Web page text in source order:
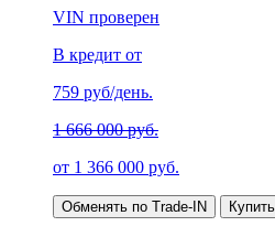
VIN проверен
В кредит от
759 руб/день.
1 666 000 руб.
от 1 366 000 руб.
Обменять по Trade-IN